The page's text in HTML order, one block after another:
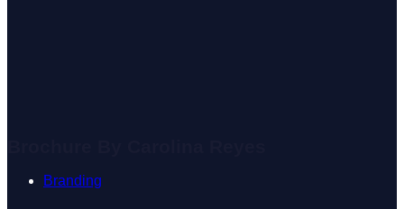
Branding